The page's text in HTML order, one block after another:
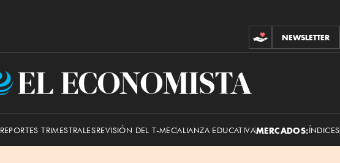
CONTRIBUCIONES
NEWSLETTER
El
REPORTES TRIMESTRALESREVISIÓN DEL T-MECALIANZA EDUCATIVAMERCADOS:ÍNDICES